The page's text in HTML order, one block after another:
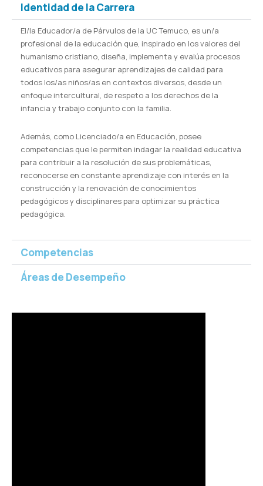
Identidad de la Carrera
El/la Educador/a de Párvulos de la UC Temuco, es un/a
profesional de la educación que, inspirado en los valores del
humanismo cristiano, diseña, implementa y evalúa procesos
educativos para asegurar aprendizajes de calidad para
todos los/as niños/as en contextos diversos, desde un
enfoque intercultural, de respeto a los derechos de la
infancia y trabajo conjunto con la familia.
Además, como Licenciado/a en Educación, posee
competencias que le permiten indagar la realidad educativa
para contribuir a la resolución de sus problemáticas,
reconocerse en constante aprendizaje con interés en la
construcción y la renovación de conocimientos
pedagógicos y disciplinares para optimizar su práctica
pedagógica.
Competencias
Áreas de Desempeño